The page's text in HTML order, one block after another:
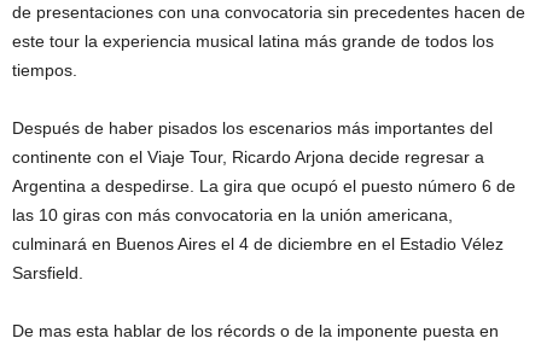
de presentaciones con una convocatoria sin precedentes hacen de
este tour la experiencia musical latina más grande de todos los
tiempos.
Después de haber pisados los escenarios más importantes del
continente con el Viaje Tour, Ricardo Arjona decide regresar a
Argentina a despedirse. La gira que ocupó el puesto número 6 de
las 10 giras con más convocatoria en la unión americana,
culminará en Buenos Aires el 4 de diciembre en el Estadio Vélez
Sarsfield.
De mas esta hablar de los récords o de la imponente puesta en